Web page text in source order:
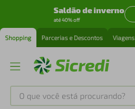
Saldão de inverno
até 40% off
Shopping Parcerias e Descontos Viagens
O que você está procurando?